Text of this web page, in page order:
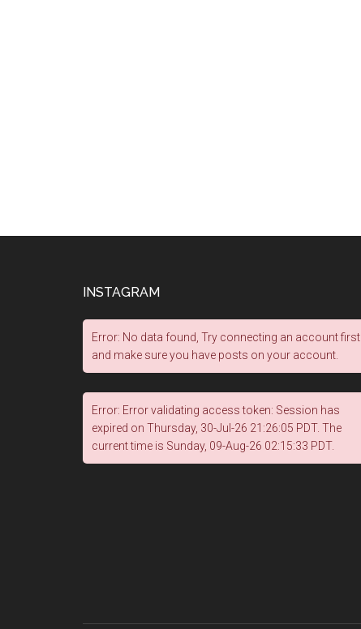
INSTAGRAM
Error: No data found, Try connecting an account first
and make sure you have posts on your account.
Error: Error validating access token: Session has
expired on Thursday, 30-Jul-26 21:26:05 PDT. The
current time is Sunday, 09-Aug-26 02:15:33 PDT.